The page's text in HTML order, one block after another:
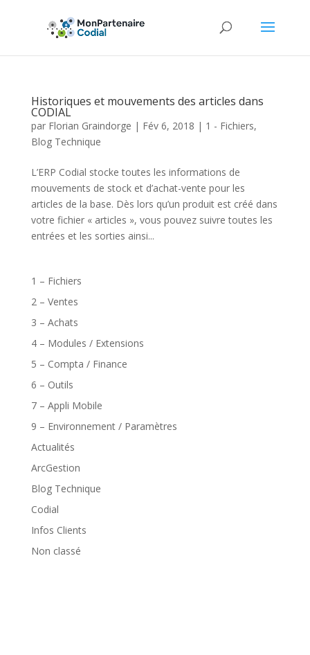
Historiques et mouvements des articles dans
CODIAL
par Florian Graindorge | Fév 6, 2018 | 1 - Fichiers,
Blog Technique
L’ERP Codial stocke toutes les informations de
mouvements de stock et d’achat-vente pour les
articles de la base. Dès lors qu’un produit est créé dans
votre fichier « articles », vous pouvez suivre toutes les
entrées et les sorties ainsi...
1 – Fichiers
2 – Ventes
3 – Achats
4 – Modules / Extensions
5 – Compta / Finance
6 – Outils
7 – Appli Mobile
9 – Environnement / Paramètres
Actualités
ArcGestion
Blog Technique
Codial
Infos Clients
Non classé